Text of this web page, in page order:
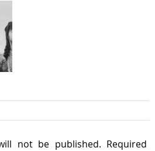
not be published. Required